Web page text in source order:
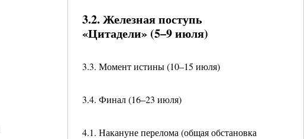
3.2. Железная поступь
«Цитадели» (5–9 июля)
3.3. Момент истины (10–15 июля)
3.4. Финал (16–23 июля)
4.1. Накануне перелома (общая обстановка